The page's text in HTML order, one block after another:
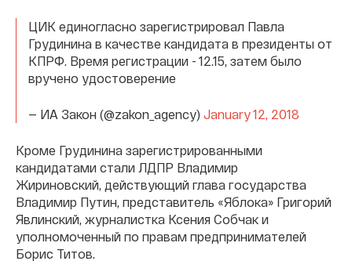
ЦИК единогласно зарегистрировал Павла
Грудинина в качестве кандидата в президенты от
КПРФ. Время регистрации - 12.15, затем было
вручено удостоверение
— ИА Закон (@zakon_agency) January 12, 2018
Кроме Грудинина зарегистрированными
кандидатами стали ЛДПР Владимир
Жириновский, действующий глава государства
Владимир Путин, представитель «Яблока» Григорий
Явлинский, журналистка Ксения Собчак и
уполномоченный по правам предпринимателей
Борис Титов.